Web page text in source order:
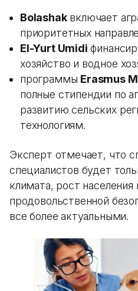
Bolashakвключает
приоритетных
El-Yurt Umidi
хозяйство и водное
программы Erasmus
полные стипендии по
развитию сельских
технологиям.
Эксперт отмечает, что
специалистов будет
климата, рост населения
продовольственной
все более актуальными.